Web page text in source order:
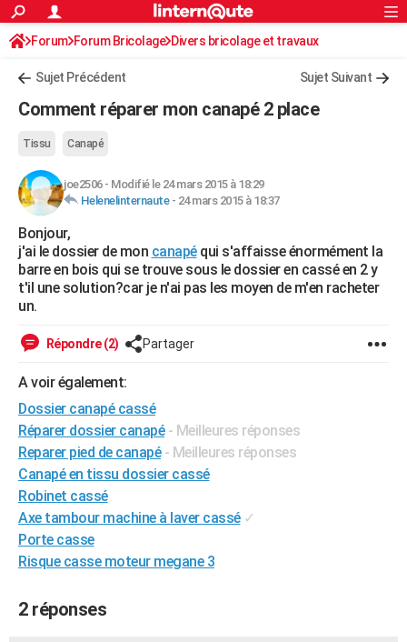
ACTUALITÉS
Politique
Société
Faits Divers
Education
Monde
Villes
+
AUTO
Essais
Réserver un essai
Citadines
Berlines
SUV
Forum auto
+HIGH-TECH
Mobiles
Meilleur smartphone
Internet
Ordinateurs
Jeux vidéo
Guide high-tech
+BRICOLAGE
Forum
Aménagement intérieur
Extérieur
Cuisine
Salle de bains
Jardinage
Rangement
WEEK-END
Guides de France
Escapades
Patrimoine
Expositions
Musées
Week-end nature
+
Art de vivre
Bien-être
Loisirs
Mode
Modes de vie
SANTE
Alimentation
Guide de la santé
Maladies
Médicaments
Sommeil
Destinations
City break
Voyage nature
Voyage de noces
Forum
Climat
+PHOTO
GUIDES D'ACHAT
BONS PLANS
CARTE DE VOEUX
Carte de Noël
Carte Bonne année
Carte Saint-Valentin
Carte Pâques
Carte d'anniversaire
Dictionnaire
Biographies
Citations
Expressions
Proverbes
PROGRAMME TV
Rechercher
S'inscrire
Connexion
Forum Forum Bricolage Divers bricolage et travaux
Sujet Précédent Sujet Suivant
Comment réparer mon canapé 2 place
Tissu Canapé
joe2506- Modifié le 24 mars 2015 à 18:29
Helenelinternaute- 24 mars 2015 à 18:37
Bonjour,
j'ai le dossier de mon canapéqui s'affaisse énormément la
barre en bois qui se trouve sous le dossier en cassé en 2 y
t'il une solution?car je n'ai pas les moyen de m'en racheter
un.
Répondre (2) Partager
A voir également:
Dossier canapé cassé
Réparer dossier canapé - Meilleures réponses
Reparer pied de canapé - Meilleures réponses
Canapé en tissu dossier cassé
Robinet cassé
Axe tambour machine à laver cassé ✓
Porte casse
Risque casse moteur megane 3
2 réponses